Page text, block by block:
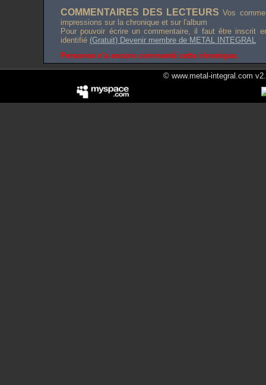
COMMENTAIRES DES LECTEURS Vos
impressions sur la chronique et sur l'album
Pour pouvoir écrire un commentaire, il faut être inscrit
identifié (Gratuit) Devenir membre de METAL INTEGRAL
Personne n'a encore commenté cette chronique.
© www.metal-integral.com